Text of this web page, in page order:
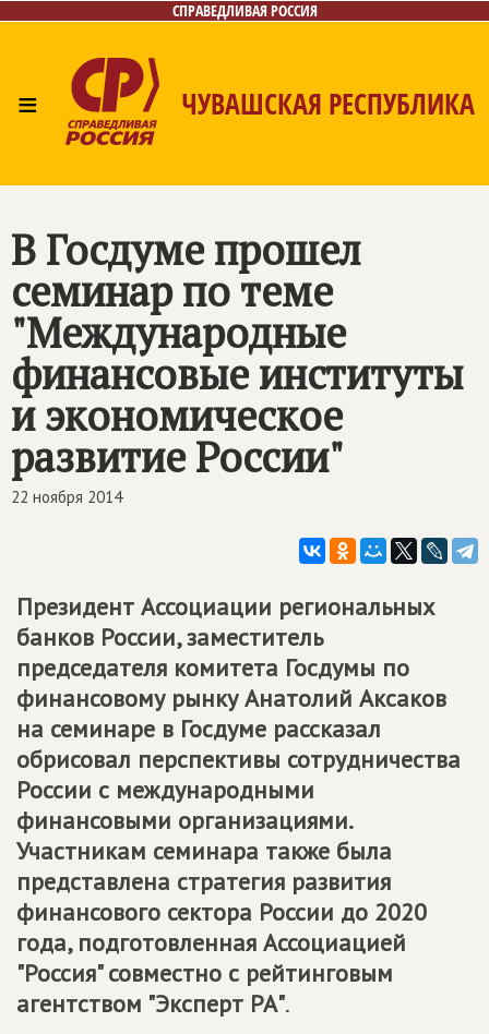
СПРАВЕДЛИВАЯ РОССИЯ
≡ ЧУВАШСКАЯ РЕСПУБЛИКА
В Госдуме прошел
семинар по теме
"Международные
финансовые институты
и экономическое
развитие России"
22 ноября 2014
Президент Ассоциации региональных
банков России, заместитель
председателя комитета Госдумы по
финансовому рынку Анатолий Аксаков
на семинаре в Госдуме рассказал
обрисовал перспективы сотрудничества
России с международными
финансовыми организациями.
Участникам семинара также была
представлена стратегия развития
финансового сектора России до 2020
года, подготовленная Ассоциацией
"Россия" совместно с рейтинговым
агентством "Эксперт РА".